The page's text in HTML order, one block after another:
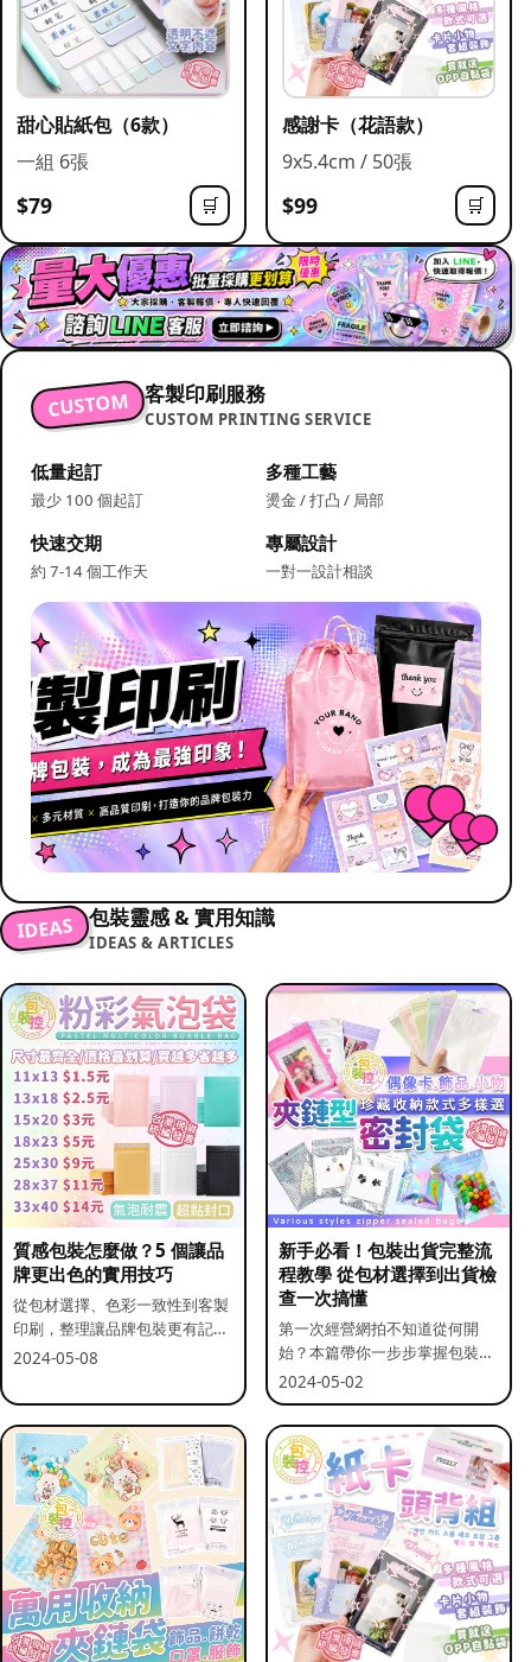
甜心貼紙包（6款）
一組 6張
$79 🛒
感謝卡（花語款）
9x5.4cm / 50張
$99 🛒
CUSTOM 客製印刷服務
CUSTOM PRINTING SERVICE
低量起訂
最少 100 個起訂
多種工藝
燙金 / 打凸 / 局部
快速交期
約 7-14 個工作天
專屬設計
一對一設計相談
IDEAS 包裝靈感 & 實用知識
IDEAS & ARTICLES
質感包裝怎麼做？5 個讓品
牌更出色的實用技巧
從包材選擇、色彩一致性到客製
印刷，整理讓品牌包裝更有記憶
點的實用做法。
2024-05-08
新手必看！包裝出貨完整流
程教學 從包材選擇到出貨檢
查一次搞懂
第一次經營網拍不知道從何開
始？本篇帶你一步步掌握包裝流
程與出貨前檢查重點。
2024-05-02